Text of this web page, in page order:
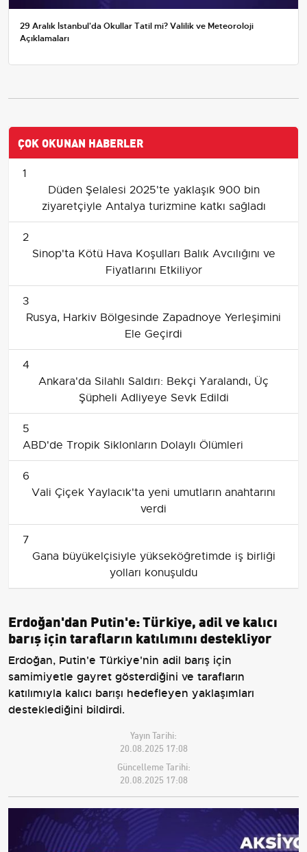
29 Aralık İstanbul'da Okullar Tatil mi? Valilik ve Meteoroloji
Açıklamaları
ÇOK OKUNAN HABERLER
1
Düden Şelalesi 2025'te yaklaşık 900 bin
ziyaretçiyle Antalya turizmine katkı sağladı
2
Sinop'ta Kötü Hava Koşulları Balık Avcılığını ve
Fiyatlarını Etkiliyor
3
Rusya, Harkiv Bölgesinde Zapadnoye Yerleşimini
Ele Geçirdi
4
Ankara'da Silahlı Saldırı: Bekçi Yaralandı, Üç
Şüpheli Adliyeye Sevk Edildi
5
ABD'de Tropik Siklonların Dolaylı Ölümleri
6
Vali Çiçek Yaylacık'ta yeni umutların anahtarını
verdi
7
Gana büyükelçisiyle yükseköğretimde iş birliği
yolları konuşuldu
Erdoğan'dan Putin'e: Türkiye, adil ve kalıcı
barış için tarafların katılımını destekliyor
Erdoğan, Putin'e Türkiye'nin adil barış için
samimiyetle gayret gösterdiğini ve tarafların
katılımıyla kalıcı barışı hedefleyen yaklaşımları
desteklediğini bildirdi.
Yayın Tarihi:
20.08.2025 17:08
Güncelleme Tarihi:
20.08.2025 17:08